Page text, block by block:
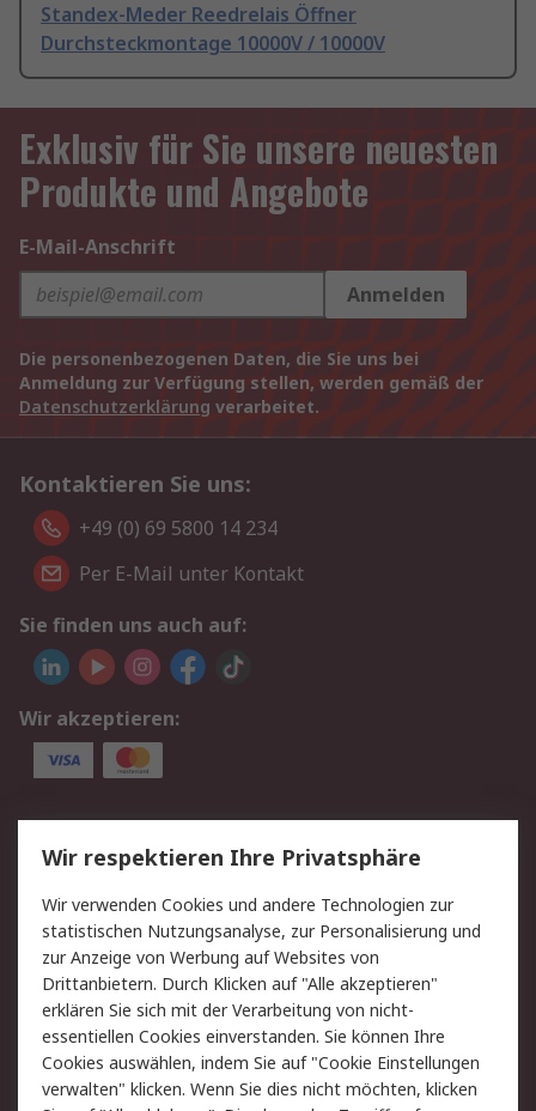
Standex-Meder Reedrelais Öffner
Durchsteckmontage 10000V / 10000V
Exklusiv für Sie unsere neuesten
Produkte und Angebote
E-Mail-Anschrift
Anmelden
Die personenbezogenen Daten, die Sie uns bei
Anmeldung zur Verfügung stellen, werden gemäß der
Datenschutzerklärung verarbeitet.
Kontaktieren Sie uns:
+49 (0) 69 5800 14 234
Per E-Mail unter Kontakt
Sie finden uns auch auf:
Wir akzeptieren:
Service
Value Added Services
Lieferlösungen
Rücksendungen
Kontakt
Hilfe
Privatkunden
Rechtliches
AGB
Datenschutz
Cookie-Richtlinie
Zahlungsbedingungen
Wir respektieren Ihre Privatsphäre
Wir verwenden Cookies und andere Technologien zur
statistischen Nutzungsanalyse, zur Personalisierung und
zur Anzeige von Werbung auf Websites von
Drittanbietern. Durch Klicken auf "Alle akzeptieren"
erklären Sie sich mit der Verarbeitung von nicht-
essentiellen Cookies einverstanden. Sie können Ihre
Cookies auswählen, indem Sie auf "Cookie Einstellungen
verwalten" klicken. Wenn Sie dies nicht möchten, klicken